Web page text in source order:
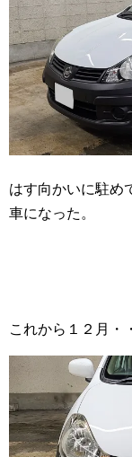
はす向かいに駐め
車になった。
これから１２月・